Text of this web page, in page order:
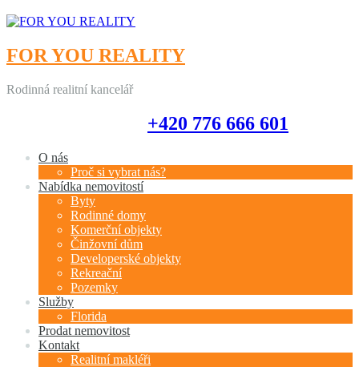
FOR YOU REALITY
Rodinná realitní kancelář
+420 776 666 601
O nás
Proč si vybrat nás?
Nabídka nemovitostí
Byty
Rodinné domy
Komerční objekty
Činžovní dům
Developerské objekty
Rekreační
Pozemky
Služby
Florida
Prodat nemovitost
Kontakt
Realitní makléři